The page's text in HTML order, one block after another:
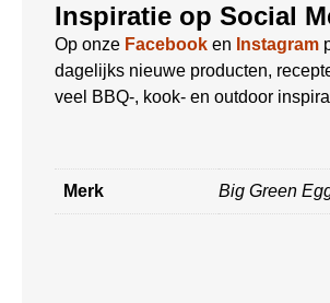
Inspiratie op Social
Op onze Facebook en Instagram
dagelijks nieuwe producten,
veel BBQ-, kook- en outdoor
Merk Big Green